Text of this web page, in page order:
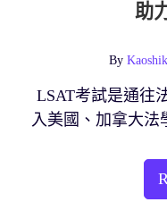
助
By
LSAT考試是通往
入美國、加拿大